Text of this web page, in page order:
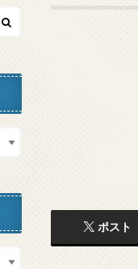
ポスト